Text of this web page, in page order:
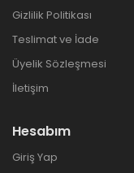
Gizlilik Politikası
Teslimat ve İade
Üyelik Sözleşmesi
İletişim
Hesabım
Giriş Yap